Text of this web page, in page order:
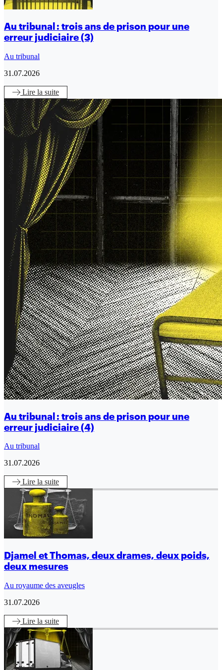
Au tribunal : trois ans de prison pour une
erreur judiciaire (3)
Au tribunal
31.07.2026
Lire la suite
Au tribunal : trois ans de prison pour une
erreur judiciaire (4)
Au tribunal
31.07.2026
Lire la suite
Djamel et Thomas, deux drames, deux poids,
deux mesures
Au royaume des aveugles
31.07.2026
Lire la suite